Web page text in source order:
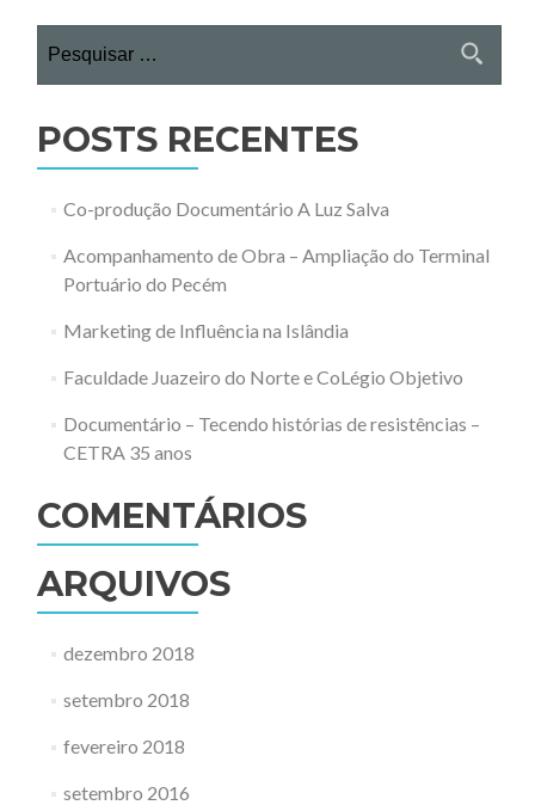
por:
POSTS RECENTES
Co-produção Documentário A Luz Salva
Acompanhamento de Obra – Ampliação do Terminal
Portuário do Pecém
Marketing de Influência na Islândia
Faculdade Juazeiro do Norte e CoLégio Objetivo
Documentário – Tecendo histórias de resistências –
CETRA 35 anos
COMENTÁRIOS
ARQUIVOS
dezembro 2018
setembro 2018
fevereiro 2018
setembro 2016